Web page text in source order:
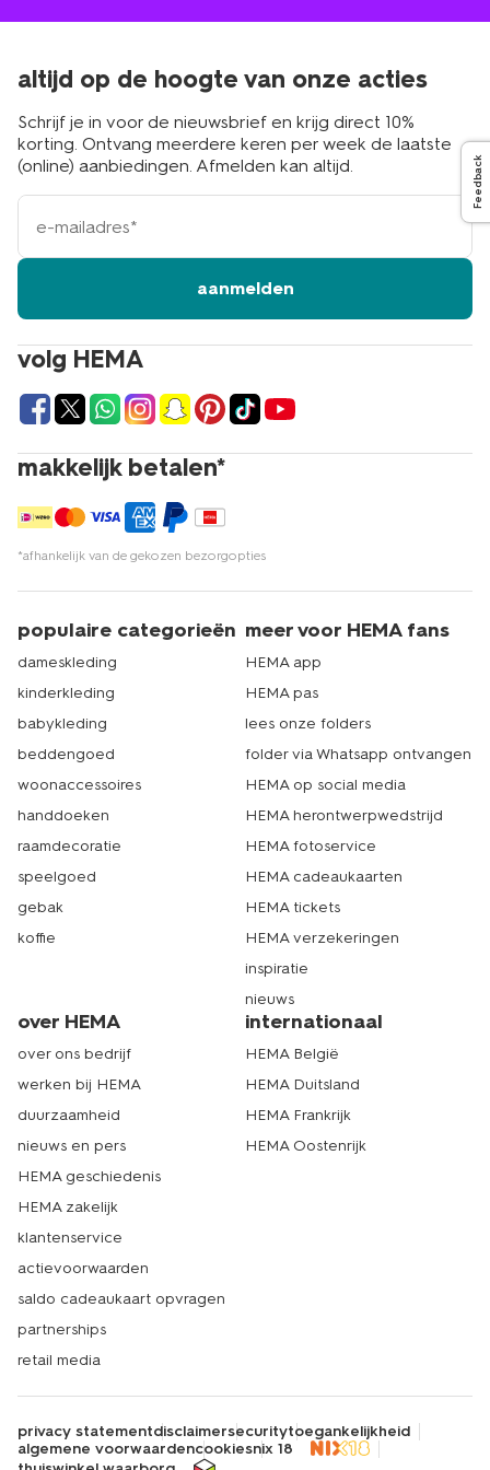
volg HEMA
makkelijk betalen*
*afhankelijk van de gekozen bezorgopties
altijd op de hoogte van onze acties
Schrijf je in voor de nieuwsbrief en krijg direct 10%
korting. Ontvang meerdere keren per week de laatste
(online) aanbiedingen. Afmelden kan altijd.
e-
mailadres
aanmelden
populaire categorieën
dameskleding
kinderkleding
babykleding
beddengoed
woonaccessoires
handdoeken
raamdecoratie
speelgoed
gebak
koffie
meer voor HEMA fans
HEMA app
HEMA pas
lees onze folders
folder via Whatsapp ontvangen
HEMA op social media
HEMA herontwerpwedstrijd
HEMA fotoservice
HEMA cadeaukaarten
HEMA tickets
HEMA verzekeringen
inspiratie
nieuws
over HEMA
over ons bedrijf
werken bij HEMA
duurzaamheid
nieuws en pers
HEMA geschiedenis
HEMA zakelijk
klantenservice
actievoorwaarden
saldo cadeaukaart opvragen
partnerships
retail media
internationaal
HEMA België
HEMA Duitsland
HEMA Frankrijk
HEMA Oostenrijk
privacy statementdisclaimersecuritytoegankelijkheid
algemene voorwaardencookiesnix 18
Feedback